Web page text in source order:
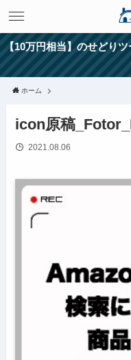
【10万円相当】のせどり
ホーム
icon原稿
2021.08.06